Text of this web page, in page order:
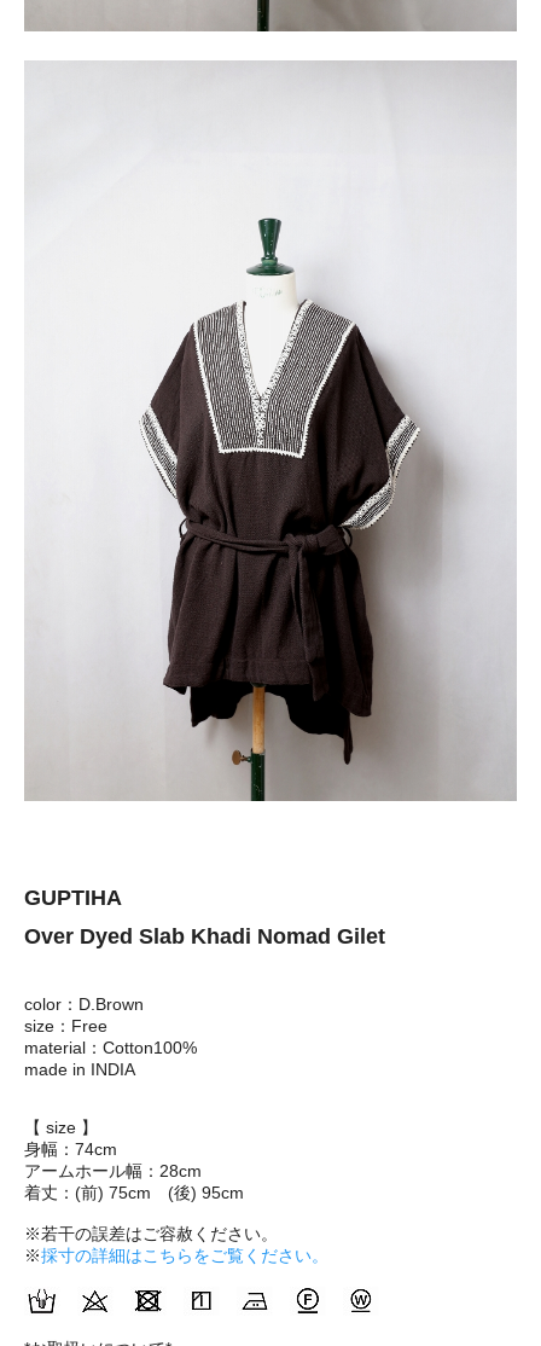
GUPTIHA
Over Dyed Slab Khadi Nomad Gilet
color：D.Brown
size：Free
material：Cotton100%
made in INDIA
【 size 】
身幅：74cm
アームホール幅：28cm
着丈：(前) 75cm (後) 95cm
※若干の誤差はご容赦ください。
※採寸の詳細はこちらをご覧ください。